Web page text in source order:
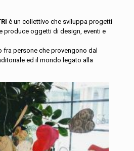
è un collettivo che sviluppa progetti
produce oggetti di design, eventi e
fra persone che provengono dal
ed il mondo legato alla